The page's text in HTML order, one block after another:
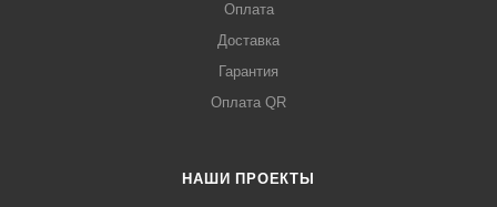
Оплата
Доставка
Гарантия
Оплата QR
НАШИ ПРОЕКТЫ